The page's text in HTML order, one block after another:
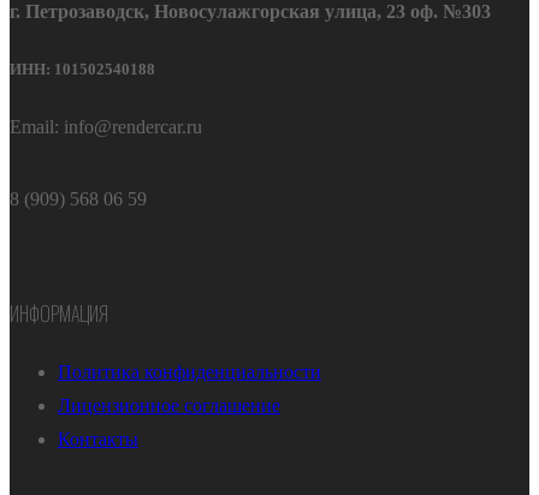
г. Петрозаводск, Новосулажгорская улица, 23 оф. №303
ИНН: 101502540188
Email: info@rendercar.ru
8 (909) 568 06 59
ИНФОРМАЦИЯ
Политика конфиденциальности
Лицензионное соглашение
Контакты